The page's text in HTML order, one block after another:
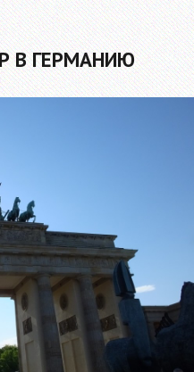
В ГЕРМАНИЮ